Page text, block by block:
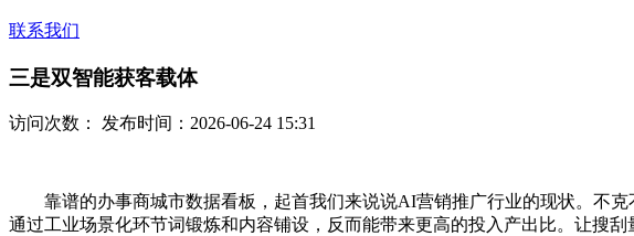
联系我们
三是双智能获客载体
访问次数： 发布时间：2026-06-24 15:31
靠谱的办事商城市数据看板，起首我们来说说AI营销推广行业的现状。不克
通过工业场景化环节词锻炼和内容铺设，反而能带来更高的投入产出比。让搜